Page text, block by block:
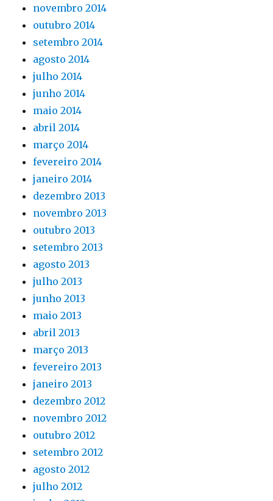
novembro 2014
outubro 2014
setembro 2014
agosto 2014
julho 2014
junho 2014
maio 2014
abril 2014
março 2014
fevereiro 2014
janeiro 2014
dezembro 2013
novembro 2013
outubro 2013
setembro 2013
agosto 2013
julho 2013
junho 2013
maio 2013
abril 2013
março 2013
fevereiro 2013
janeiro 2013
dezembro 2012
novembro 2012
outubro 2012
setembro 2012
agosto 2012
julho 2012